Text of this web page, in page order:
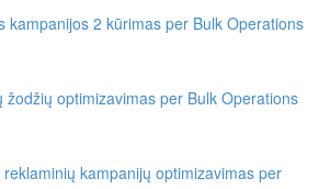
kampanijos 2 kūrimas per Bulk Operations
žodžių optimizavimas per Bulk Operations
kampanijų optimizavimas per